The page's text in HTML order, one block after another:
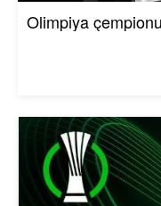
Olimpiya